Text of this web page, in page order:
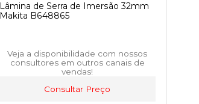
Lâmina de Serra de Imersão 32mm
Makita B648865
Veja a disponibilidade com nossos
consultores em outros canais de
vendas!
Consultar Preço